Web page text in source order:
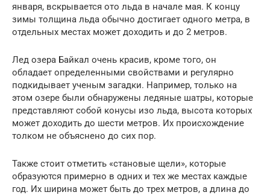
января, вскрывается ото льда в начале мая. К концу
зимы толщина льда обычно достигает одного метра, в
отдельных местах может доходить и до 2 метров.
Лед озера Байкал очень красив, кроме того, он
обладает определенными свойствами и регулярно
подкидывает ученым загадки. Например, только на
этом озере были обнаружены ледяные шатры, которые
представляют собой конусы изо льда, высота которых
может доходить до шести метров. Их происхождение
толком не объяснено до сих пор.
Также стоит отметить «становые щели», которые
образуются примерно в одних и тех же местах каждые
год. Их ширина может быть до трех метров, а длина до